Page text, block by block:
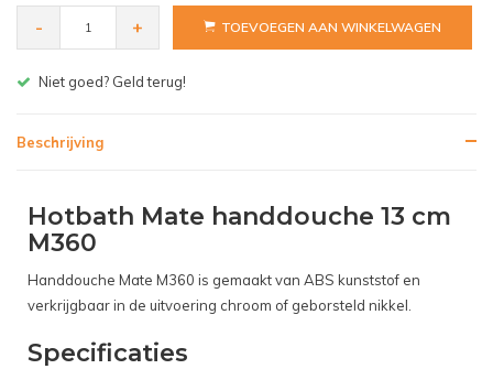
- + TOEVOEGEN AAN WINKELWAGEN
Gratis bezorgen v.a. € 150,- (NL)
Beschrijving
Hotbath Mate handdouche 13 cm
M360
Handdouche Mate M360 is gemaakt van ABS kunststof en
verkrijgbaar in de uitvoering chroom of geborsteld nikkel.
Specificaties